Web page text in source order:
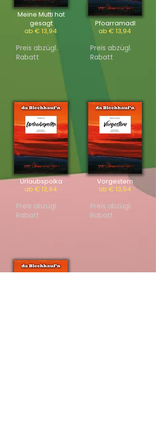
Meine Mutti hat
gesagt
ab € 13,94
Preis abzügl.
Rabatt
Urlaubspolka
ab € 13,94
Preis abzügl.
Rabatt
Pfoarramadl
ab € 13,94
Preis abzügl.
Rabatt
Vorgestern
ab € 13,94
Preis abzügl.
Rabatt